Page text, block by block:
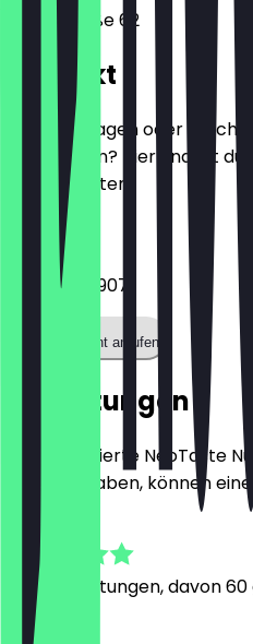
Heidestraße 62
Kontakt
Hast du Fragen oder
reservieren? Hier findest
Kontaktdaten.
Telefon
01523 2180907
Restaurant anrufen
Bewertungen
Nur registrierte NeoTaste
besucht haben, können
267 Bewertungen, davon